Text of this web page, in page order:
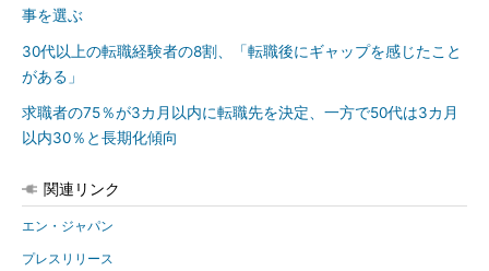
事を選ぶ
30代以上の転職経験者の8割、「転職後にギャップを感じたこと
がある」
求職者の75％が3カ月以内に転職先を決定、一方で50代は3カ月
以内30％と長期化傾向
関連リンク
エン・ジャパン
プレスリリース